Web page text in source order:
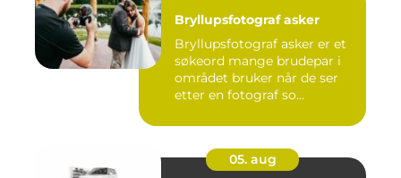
Bryllupsfotograf asker
Bryllupsfotograf asker er et
søkeord mange brudepar i
området bruker når de ser
etter en fotograf so...
05. aug